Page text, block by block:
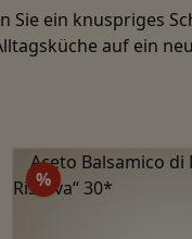
Sie ein knuspriges
auf ein
%Rabatt